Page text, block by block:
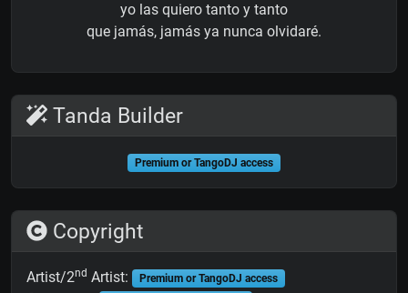
yo las quiero tanto y tanto
que jamás, jamás ya nunca olvidaré.
Tanda Builder
Premium or TangoDJ access
Copyright
Artist/2nd Artist: Premium or TangoDJ access